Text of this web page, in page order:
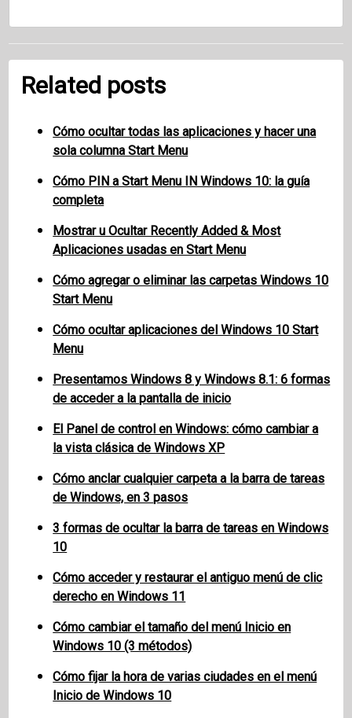
Related posts
Cómo ocultar todas las aplicaciones y hacer una
sola columna Start Menu
Cómo PIN a Start Menu IN Windows 10: la guía
completa
Mostrar u Ocultar Recently Added & Most
Aplicaciones usadas en Start Menu
Cómo agregar o eliminar las carpetas Windows 10
Start Menu
Cómo ocultar aplicaciones del Windows 10 Start
Menu
Presentamos Windows 8 y Windows 8.1: 6 formas
de acceder a la pantalla de inicio
El Panel de control en Windows: cómo cambiar a
la vista clásica de Windows XP
Cómo anclar cualquier carpeta a la barra de tareas
de Windows, en 3 pasos
3 formas de ocultar la barra de tareas en Windows
10
Cómo acceder y restaurar el antiguo menú de clic
derecho en Windows 11
Cómo cambiar el tamaño del menú Inicio en
Windows 10 (3 métodos)
Cómo fijar la hora de varias ciudades en el menú
Inicio de Windows 10